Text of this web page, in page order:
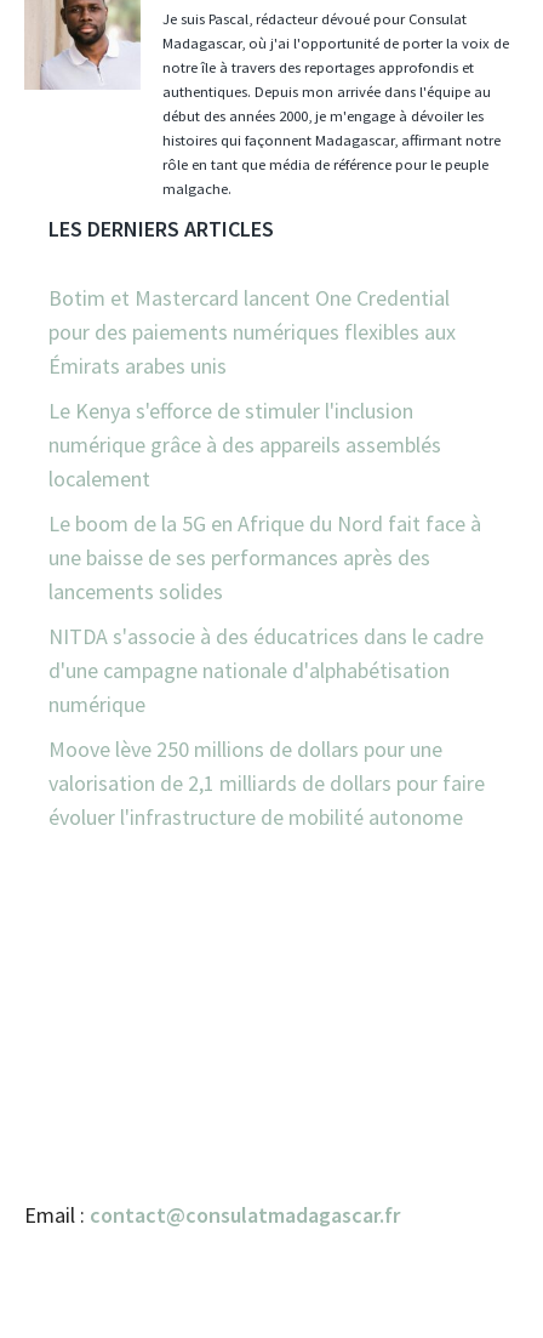
Je suis Pascal, rédacteur dévoué pour Consulat
Madagascar, où j'ai l'opportunité de porter la voix de
notre île à travers des reportages approfondis et
authentiques. Depuis mon arrivée dans l'équipe au
début des années 2000, je m'engage à dévoiler les
histoires qui façonnent Madagascar, affirmant notre
rôle en tant que média de référence pour le peuple
malgache.
LES DERNIERS ARTICLES
Botim et Mastercard lancent One Credential
pour des paiements numériques flexibles aux
Émirats arabes unis
Le Kenya s'efforce de stimuler l'inclusion
numérique grâce à des appareils assemblés
localement
Le boom de la 5G en Afrique du Nord fait face à
une baisse de ses performances après des
lancements solides
NITDA s'associe à des éducatrices dans le cadre
d'une campagne nationale d'alphabétisation
numérique
Moove lève 250 millions de dollars pour une
valorisation de 2,1 milliards de dollars pour faire
évoluer l'infrastructure de mobilité autonome
Email : contact@consulatmadagascar.fr